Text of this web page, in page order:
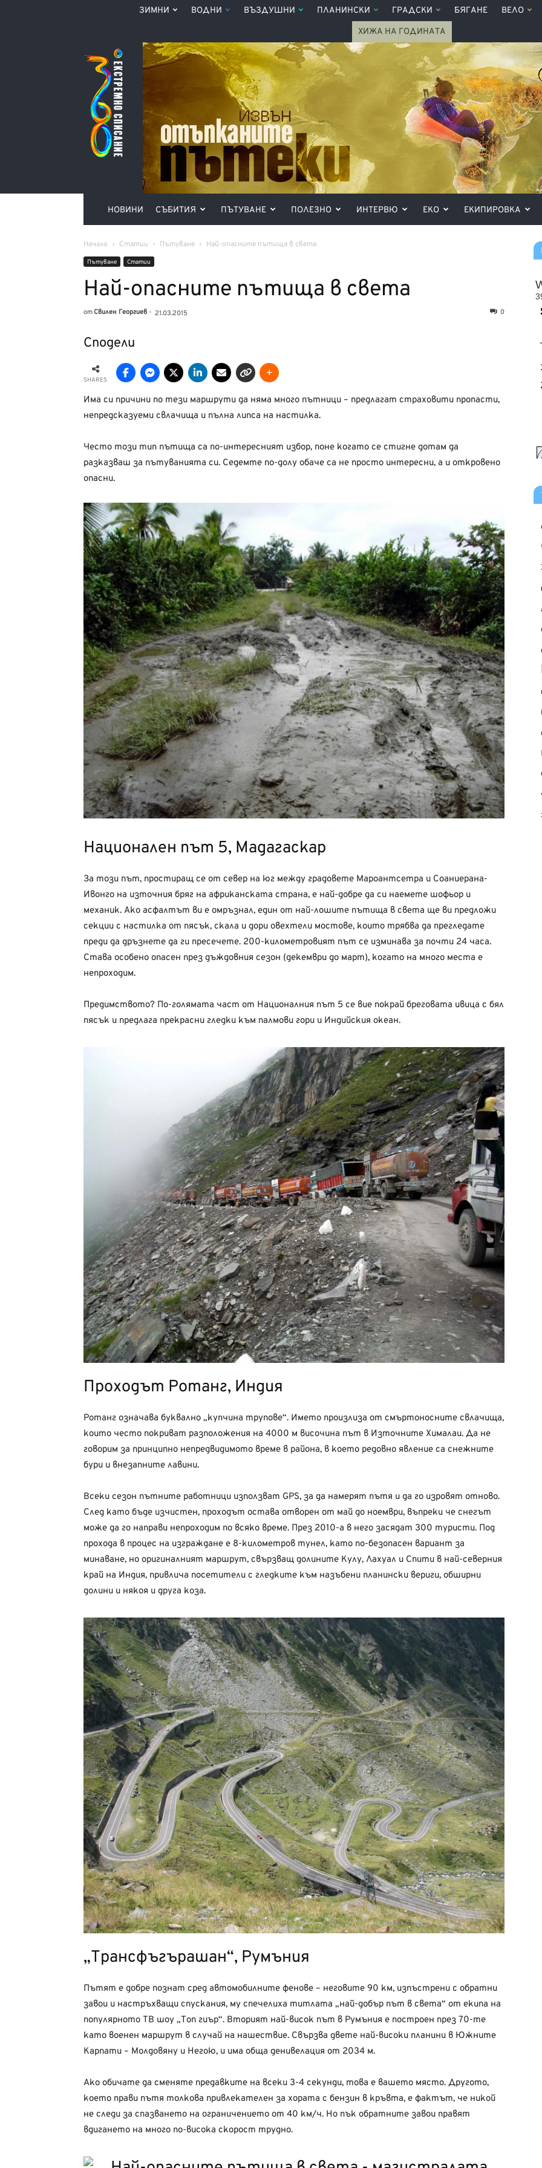
ЗИМНИ ВОДНИ ВЪЗДУШНИ ПЛАНИНСКИ ГРАДСКИ БЯГАНЕ ВЕЛО
ХИЖА НА ГОДИНАТА
Списание
360°
НОВИНИ СЪБИТИЯ ПЪТУВАНЕ ПОЛЕЗНО ИНТЕРВЮ ЕКО ЕКИПИРОВКА
Начало Статии Пътуване Най-опасните пътища в света
Пътуване Статии
Най-опасните пътища в света
отСвилен Георгиев - 21.03.2015 0
Сподели
SHARES
Има си причини по тези маршрути да няма много пътници – предлагат страховити пропасти,
непредсказуеми свлачища и пълна липса на настилка.
Често този тип пътища са по-интересният избор, поне когато се стигне дотам да
разказваш за пътуванията си. Седемте по-долу обаче са не просто интересни, а и откровено
опасни.
Национален път 5, Мадагаскар
За този път, простиращ се от север на юг между градовете Мароантсетра и Соаниерана-
Ивонго на източния бряг на африканската страна, е най-добре да си наемете шофьор и
механик. Ако асфалтът ви е омръзнал, един от най-лошите пътища в света ще ви предложи
секции с настилка от пясък, скала и дори овехтели мостове, които трябва да прегледате
преди да дръзнете да ги пресечете. 200-километровият път се изминава за почти 24 часа.
Става особено опасен през дъждовния сезон (декември до март), когато на много места е
непроходим.
Предимството? По-голямата част от Националния път 5 се вие покрай бреговата ивица с бял
пясък и предлага прекрасни гледки към палмови гори и Индийския океан.
Проходът Ротанг, Индия
Ротанг означава буквално „купчина трупове“. Името произлиза от смъртоносните свлачища,
които често покриват разположения на 4000 м височина път в Източните Хималаи. Да не
говорим за принципно непредвидимото време в района, в което редовно явление са снежните
бури и внезапните лавини.
Всеки сезон пътните работници използват GPS, за да намерят пътя и да го изровят отново.
След като бъде изчистен, проходът остава отворен от май до ноември, въпреки че снегът
може да го направи непроходим по всяко време. През 2010-а в него засядат 300 туристи. Под
прохода в процес на изграждане е 8-километров тунел, като по-безопасен вариант за
минаване, но оригиналният маршрут, свързващ долините Кулу, Лахуал и Спити в най-северния
край на Индия, привлича посетители с гледките към назъбени планински вериги, обширни
долини и някоя и друга коза.
„Трансфъгърашан“, Румъния
Пътят е добре познат сред автомобилните фенове – неговите 90 км, изпъстрени с обратни
завои и настръхващи спускания, му спечелиха титлата „най-добър път в света“ от екипа на
популярното ТВ шоу „Топ гиър“. Вторият най-висок път в Румъния е построен през 70-те
като военен маршрут в случай на нашествие. Свързва двете най-високи планини в Южните
Карпати – Молдовяну и Негою, и има обща денивелация от 2034 м.
Ако обичате да сменяте предавките на всеки 3-4 секунди, това е вашето място. Другото,
което прави пътя толкова привлекателен за хората с бензин в кръвта, е фактът, че никой
не следи за спазването на ограничението от 40 км/ч. Но пък обратните завои правят
вдигането на много по-висока скорост трудно.